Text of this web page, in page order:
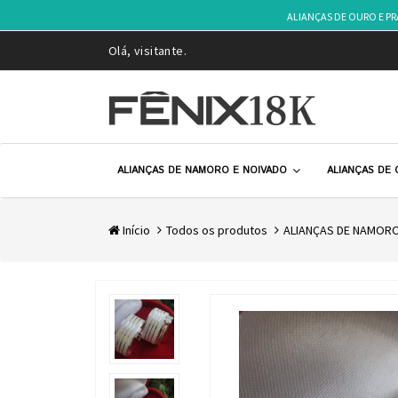
ALIANÇAS DE OURO E
Olá, visitante.
ALIANÇAS DE NAMORO E NOIVADO ALIANÇAS DE
Início Todos os produtos ALIANÇAS DE